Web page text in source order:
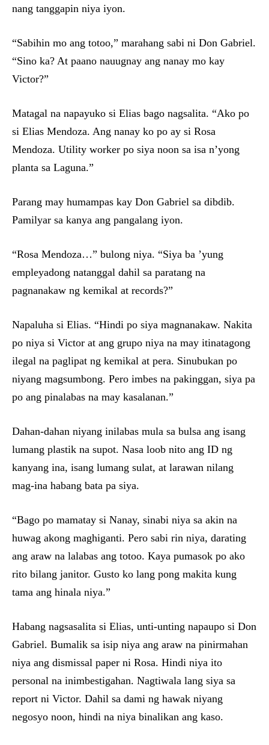
nang tanggapin niya iyon.
“Sabihin mo ang totoo,” marahang sabi ni Don Gabriel.
“Sino ka? At paano nauugnay ang nanay mo kay
Victor?”
Matagal na napayuko si Elias bago nagsalita. “Ako po
si Elias Mendoza. Ang nanay ko po ay si Rosa
Mendoza. Utility worker po siya noon sa isa n’yong
planta sa Laguna.”
Parang may humampas kay Don Gabriel sa dibdib.
Pamilyar sa kanya ang pangalang iyon.
“Rosa Mendoza…” bulong niya. “Siya ba ’yung
empleyadong natanggal dahil sa paratang na
pagnanakaw ng kemikal at records?”
Napaluha si Elias. “Hindi po siya magnanakaw. Nakita
po niya si Victor at ang grupo niya na may itinatagong
ilegal na paglipat ng kemikal at pera. Sinubukan po
niyang magsumbong. Pero imbes na pakinggan, siya pa
po ang pinalabas na may kasalanan.”
Dahan-dahan niyang inilabas mula sa bulsa ang isang
lumang plastik na supot. Nasa loob nito ang ID ng
kanyang ina, isang lumang sulat, at larawan nilang
mag-ina habang bata pa siya.
“Bago po mamatay si Nanay, sinabi niya sa akin na
huwag akong maghiganti. Pero sabi rin niya, darating
ang araw na lalabas ang totoo. Kaya pumasok po ako
rito bilang janitor. Gusto ko lang pong makita kung
tama ang hinala niya.”
Habang nagsasalita si Elias, unti-unting napaupo si Don
Gabriel. Bumalik sa isip niya ang araw na pinirmahan
niya ang dismissal paper ni Rosa. Hindi niya ito
personal na inimbestigahan. Nagtiwala lang siya sa
report ni Victor. Dahil sa dami ng hawak niyang
negosyo noon, hindi na niya binalikan ang kaso.